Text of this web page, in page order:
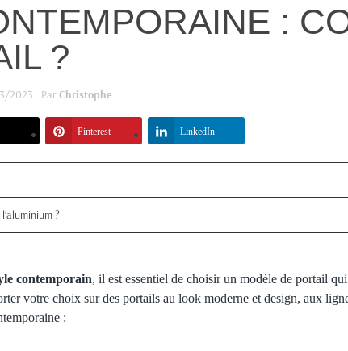
:
?
2023 ParChristophe
Pinterest LinkedIn
?
contemporain, il est essentiel de choisir un modèle de portail
votre choix sur des portails au look moderne et design, aux
: